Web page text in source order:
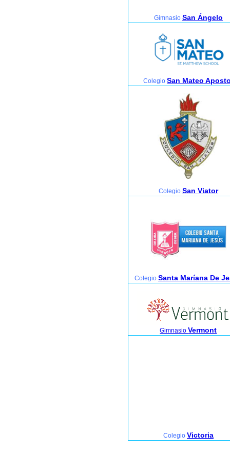
Gimnasio San Ángelo
ColegioSan Mateo
Colegio San Viator
Colegio Santa Maríana De
GimnasioVermont
Colegio Victoria